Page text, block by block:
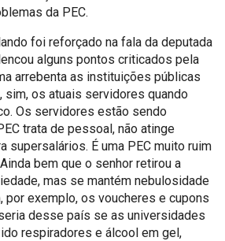
da PEC.
foi reforçado na fala da deputada
alguns pontos criticados pela
arrebenta as instituições públicas
sim, os atuais servidores quando
Os servidores estão sendo
trata de pessoal, não atinge
supersalários. É uma PEC muito ruim
bem que o senhor retirou a
mas se mantém nebulosidade
por exemplo, os voucheres e cupons
desse país se as universidades
respiradores e álcool em gel,